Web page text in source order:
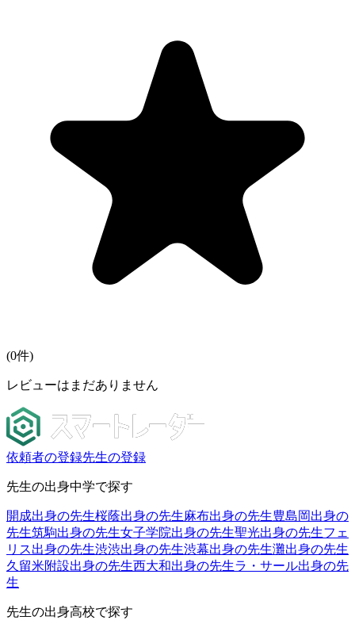
(0件)
レビューはまだありません
依頼者の登録先生の登録
先生の出身中学で探す
開成出身の先生桜蔭出身の先生麻布出身の先生豊島岡出身の
先生筑駒出身の先生女子学院出身の先生聖光出身の先生フェ
リス出身の先生渋渋出身の先生渋幕出身の先生灘出身の先生
久留米附設出身の先生西大和出身の先生ラ・サール出身の先
生
先生の出身高校で探す